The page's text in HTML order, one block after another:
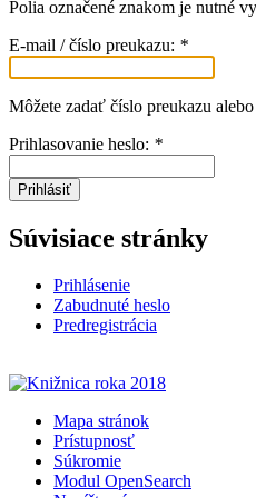
Polia označené znakom je nutné
E-mail / číslo preukazu: *
Môžete zadať číslo preukazu
Prihlasovanie heslo: *
Prihlásiť
Súvisiace stránky
Prihlásenie
Zabudnuté heslo
Predregistrácia
Mapa stránok
Prístupnosť
Súkromie
Modul OpenSearch